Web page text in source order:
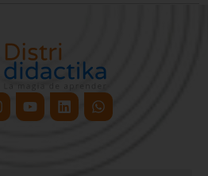
YoutubeLinkedinWhatsapp